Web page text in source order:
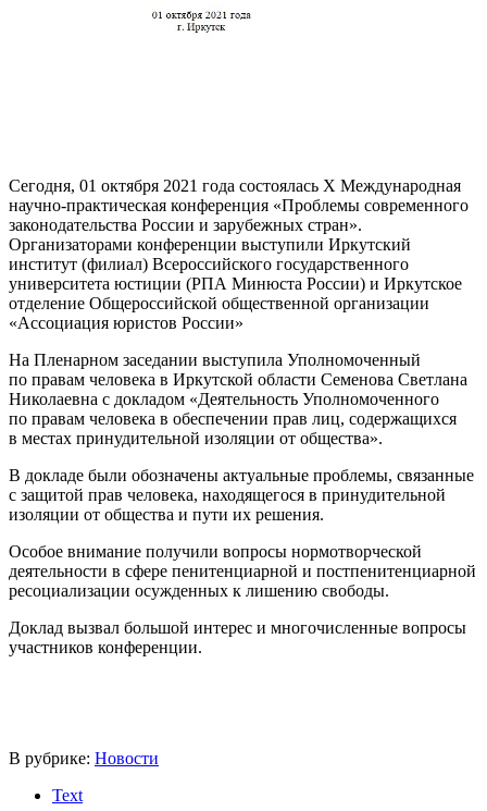
Сегодня, 01 октября 2021 года состоялась Х Международная
научно-практическая конференция «Проблемы современного
законодательства России и зарубежных стран».
Организаторами конференции выступили Иркутский
институт (филиал) Всероссийского государственного
университета юстиции (РПА Минюста России) и Иркутское
отделение Общероссийской общественной организации
«Ассоциация юристов России»
На Пленарном заседании выступила Уполномоченный
по правам человека в Иркутской области Семенова Светлана
Николаевна с докладом «Деятельность Уполномоченного
по правам человека в обеспечении прав лиц, содержащихся
в местах принудительной изоляции от общества».
В докладе были обозначены актуальные проблемы, связанные
с защитой прав человека, находящегося в принудительной
изоляции от общества и пути их решения.
Особое внимание получили вопросы нормотворческой
деятельности в сфере пенитенциарной и постпенитенциарной
ресоциализации осужденных к лишению свободы.
Доклад вызвал большой интерес и многочисленные вопросы
участников конференции.
В рубрике: Новости
Text